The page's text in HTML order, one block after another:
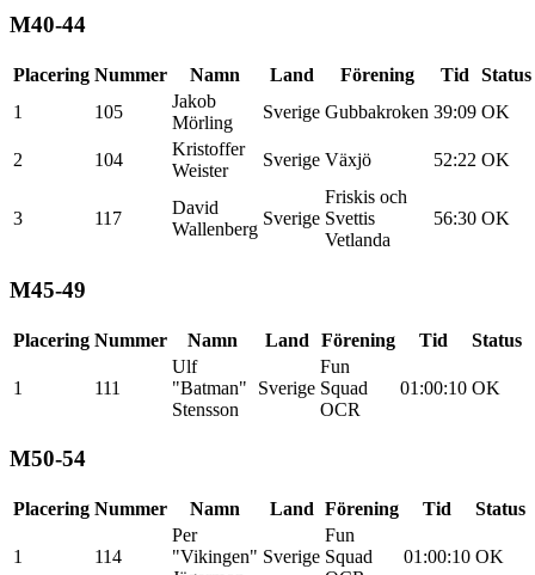
M40-44
Placering Nummer Namn Land Förening Tid
Status
1
105
Jakob
Mörling
Sverige Gubbakroken 39:09 OK
2 104
Kristoffer
Weister
Sverige Växjö 52:22 OK
3 117
David
Wallenberg
Sverige
Friskis och
Svettis
Vetlanda
56:30 OK
M45-49
Placering Nummer Namn Land Förening Tid Status
1 111
Ulf
"Batman"
Stensson
Sverige
Fun
Squad
OCR
01:00:10 OK
M50-54
Placering Nummer Namn Land Förening Tid Status
1 114
Per
"Vikingen" Sverige
Fun
Squad
01:00:10 OK